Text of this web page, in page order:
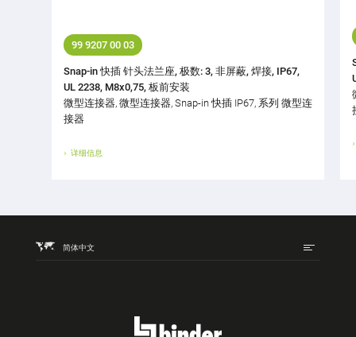
99 9207 00 03
Snap-in 快插 针头法兰座, 极数: 3, 非屏蔽, 焊接, IP67,
UL 2238, M8x0,75, 板前安装
微型连接器, 微型连接器, Snap-in 快插 IP67, 系列 微型连
接器
详细信息
简体中文